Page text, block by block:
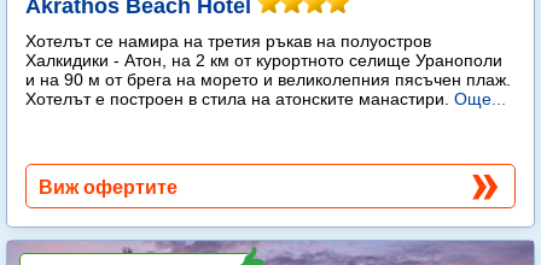
Akrathos Beach Hotel
Хотелът се намира на третия ръкав на полуостров
Халкидики - Атон, на 2 км от курортното селище Уранополи
и на 90 м от брега на морето и великолепния пясъчен плаж.
Хотелът е построен в стила на атонските манастири. Още...
Виж офертите